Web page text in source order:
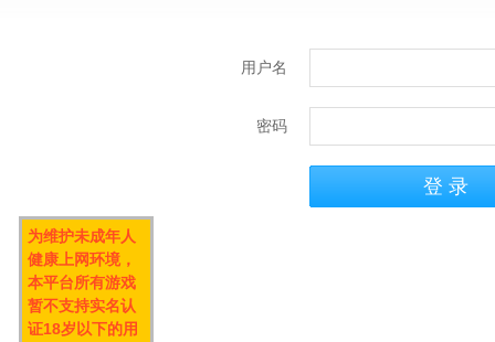
用户名
密码
为维护未成年人
健康上网环境，
本平台所有游戏
暂不支持实名认
证18岁以下的用